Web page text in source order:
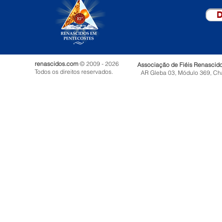
renascidos.com © 2009 - 2026
Todos os direitos reservados.
Associação de Fiéis
AR Gleba 03, Módulo 369,